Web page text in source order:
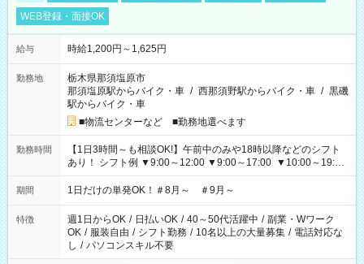
WEB登録・面接OK
給与 時給1,200円～1,625円
勤務地
栃木県那須塩原市
那須塩原駅からバイク・車 / 西那須野駅からバイク・車 / 黒磯
駅からバイク・車
■物流センターなど ■勤務地選べます
勤務時間
【1日3時間～も相談OK!】午前中のみや18時以降などのシフト
あり！ シフト例 ▼9:00～12:00 ▼9:00～17:00 ▼10:00～19:00
▼18:00～21:00
期間 1日だけの単発OK！＃8月～ ＃9月～
特徴 週1日からOK / 日払いOK / 40～50代活躍中 / 副業・Wワーク
OK / 服装自由 / シフト勤務 / 10名以上の大量募集 / 電話対応な
し / パソコンスキル不要